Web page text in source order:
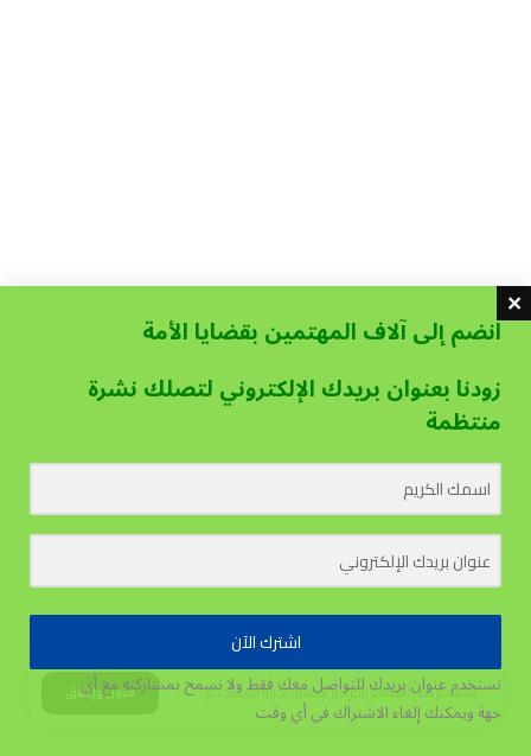
يستخدم هذا الموقع الكوكيز لتحسين تجربة المستخدم. قبول وإغلاق
انضم إلى آلاف المهتمين بقضايا الأمة
زودنا بعنوان بريدك الإلكتروني لتصلك نشرة
منتظمة
اشترك الآن
نستخدم عنوان بريدك للتواصل معك فقط ولا نسمح بمشاركته مع أي
جهةويمكنك إلغاء الاشتراك في أي وقت